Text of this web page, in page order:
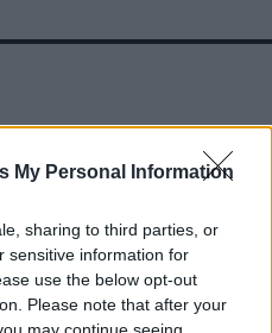
My Personal Information
sharing to third parties, or
sensitive information for
use the below opt-out
Please note that after your
may continue seeing